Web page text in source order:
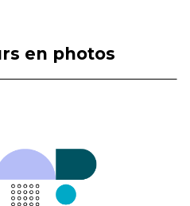
en photos